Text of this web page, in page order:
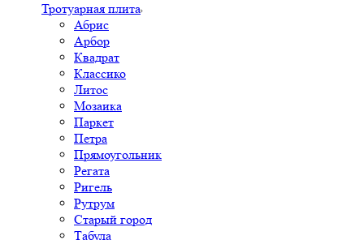
Тротуарная плита
Абрис
Арбор
Квадрат
Классико
Литос
Мозаика
Паркет
Петра
Прямоугольник
Регата
Ригель
Рутрум
Старый город
Табула